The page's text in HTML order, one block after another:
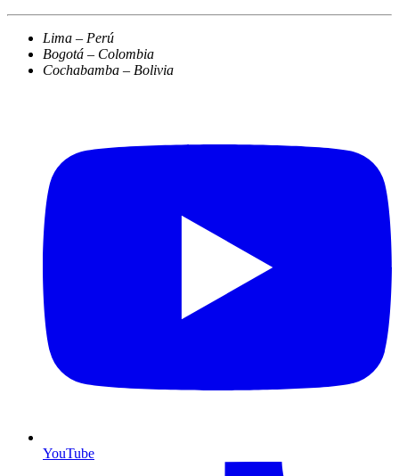
Lima – Perú
Bogotá – Colombia
Cochabamba – Bolivia
YouTube